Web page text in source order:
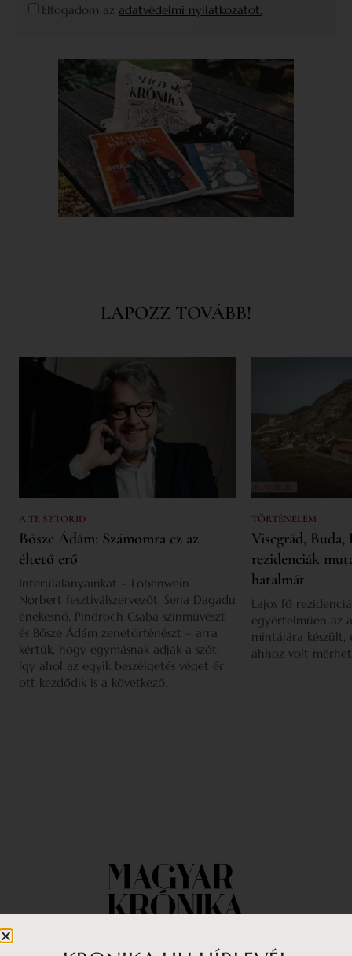
Elfogadom az adatvédelmi nyilatkozatot.
LAPOZZ TOVÁBB!
A TE SZTORID
Bősze Ádám: Számomra ez az
éltető erő
Interjúalanyainkat – Lobenwein
Norbert fesztiválszervezőt, Sena Dagadu
énekesnő, Pindroch Csaba színművészt
és Bősze Ádám zenetörténészt – arra
kértük, hogy egymásnak adják a szót,
így ahol az egyik beszélgetés véget ér,
ott kezdődik is a következő.
TÖRTÉNELEM
Visegrád,
rezidenciák
hatalmát
Lajos fő
egyértelműen az
mintájára készült,
ahhoz volt